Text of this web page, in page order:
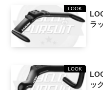
LOOK
ラ
LOOK
ッ